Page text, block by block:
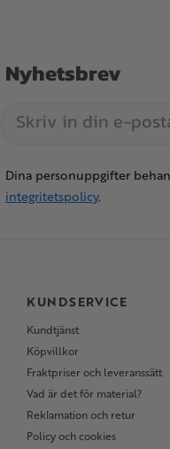
Nyhetsbrev
Dina personuppgifter
integritetspolicy.
KUNDSERVICE
Kundtjänst
Köpvillkor
Fraktpriser och leveranssätt
Vad är det för material?
Reklamation och retur
Policy och cookies